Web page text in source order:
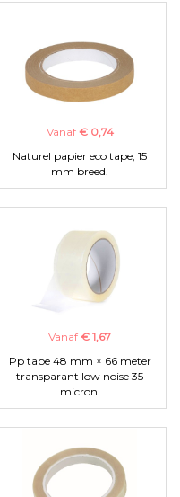
Vanaf € 0,74
Naturel papier eco tape, 15
mm breed.
Vanaf € 1,67
Pp tape 48 mm × 66 meter
transparant low noise 35
micron.